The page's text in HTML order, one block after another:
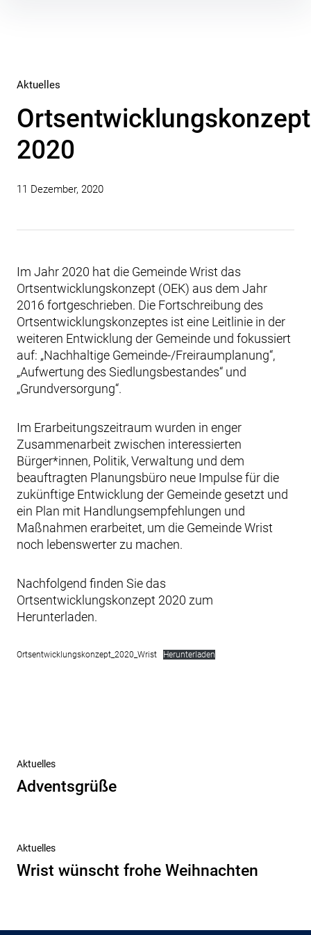
Aktuelles
Ortsentwicklungskonzept
2020
11 Dezember, 2020
Im Jahr 2020 hat die Gemeinde Wrist das
Ortsentwicklungskonzept (OEK) aus dem Jahr
2016 fortgeschrieben. Die Fortschreibung des
Ortsentwicklungskonzeptes ist eine Leitlinie in der
weiteren Entwicklung der Gemeinde und fokussiert
auf: „Nachhaltige Gemeinde-/Freiraumplanung“,
„Aufwertung des Siedlungsbestandes“ und
„Grundversorgung“.
Im Erarbeitungszeitraum wurden in enger
Zusammenarbeit zwischen interessierten
Bürger*innen, Politik, Verwaltung und dem
beauftragten Planungsbüro neue Impulse für die
zukünftige Entwicklung der Gemeinde gesetzt und
ein Plan mit Handlungsempfehlungen und
Maßnahmen erarbeitet, um die Gemeinde Wrist
noch lebenswerter zu machen.
Nachfolgend finden Sie das
Ortsentwicklungskonzept 2020 zum
Herunterladen.
Ortsentwicklungskonzept_2020_Wrist Herunterladen
Vorheriger
Beitrag
Aktuelles
Adventsgrüße
Nächster
Beitrag
Aktuelles
Wrist wünscht frohe Weihnachten